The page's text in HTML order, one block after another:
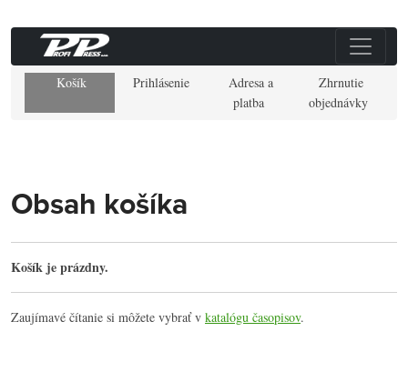
Košík Prihlásenie
Adresa a
platba
Zhrnutie
objednávky
Obsah košíka
Košík je prázdny.
Zaujímavé čítanie si môžete vybrať v katalógu časopisov.